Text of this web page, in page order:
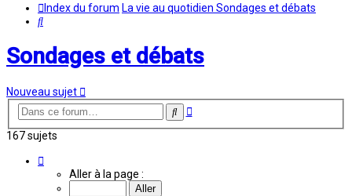
Index du forum La vie au quotidien Sondages et débats
Rechercher
Sondages et débats
Nouveau sujet
Rechercher
Recherche
167 sujets
Aller à la page :